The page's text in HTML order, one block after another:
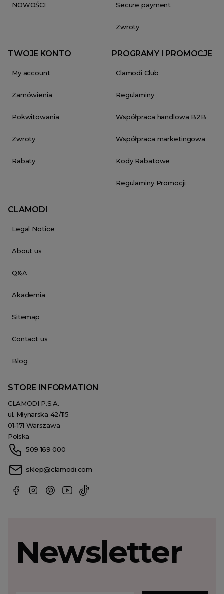
NOWOŚCI Secure payment
Zwroty
TWOJE KONTO
My account
Zamówienia
Pokwitowania
Zwroty
Rabaty
PROGRAMY I PROMOCJE
Clamodi Club
Regulaminy
Współpraca handlowa B2B
Współpraca marketingowa
Kody Rabatowe
Regulaminy Promocji
CLAMODI
Legal Notice
About us
Q&A
Akademia
Sitemap
Contact us
Blog
STORE INFORMATION
CLAMODI P.S.A.
ul. Młynarska 42/115
01-171 Warszawa
Polska
509 169 000
sklep@clamodi.com
Newsletter